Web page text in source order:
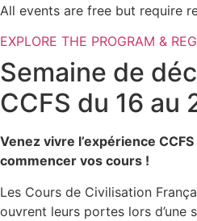
All events are free but require
EXPLORE THE PROGRAM &
Semaine de
CCFS du 16 au
Venez vivre l’expérience
commencer vos cours !
Les Cours de Civilisation
ouvrent leurs portes lors d’une